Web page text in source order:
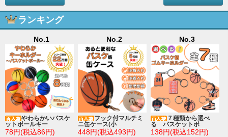
ランキング
No.1
やわらかいバスケ
ットボールキー
78円(税込86円)
No.2
フック付マルチミ
ニ缶ケース(小
448円(税込493円)
No.3
７種類から選べ
る バスケットボ
138円(税込152円)